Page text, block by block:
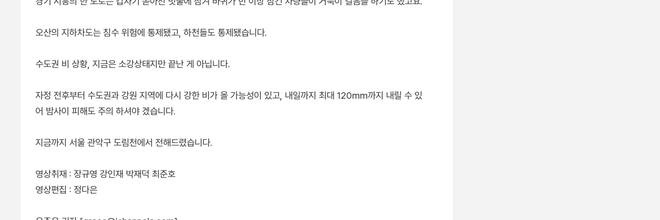
오산의 지하차도는 침수 위험에 통제됐고, 하천들도 통제됐습니다.
수도권 비 상황, 지금은 소강상태지만 끝난 게 아닙니다.
자정 전후부터 수도권과 강원 지역에 다시 강한 비가 올 가능성이 있고, 내일까지 최대 120mm까지 내릴 수 있
어 밤사이 피해도 주의 하셔야 겠습니다.
지금까지 서울 관악구 도림천에서 전해드렸습니다.
영상취재 : 장규영 강인재 박재덕 최준호
영상편집 : 정다은